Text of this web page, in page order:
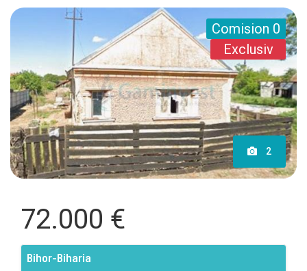
Comision 0
Exclusiv
2
72.000 €
Bihor-Biharia